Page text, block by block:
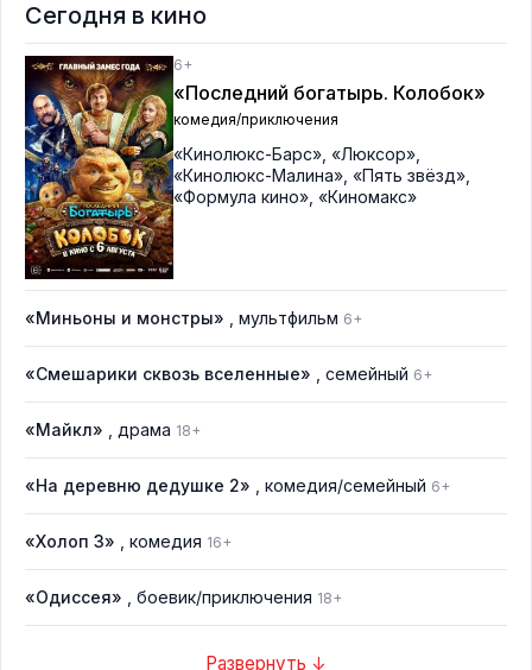
Сегодня в кино
6+
«Последний богатырь. Колобок»
комедия/приключения
«Кинолюкс-Барс», «Люксор»,
«Кинолюкс-Малина», «Пять звёзд»,
«Формула кино», «Киномакс»
«Миньоны и монстры» , мультфильм 6+
«Смешарики сквозь вселенные» , семейный 6+
«Майкл» , драма 18+
«На деревню дедушке 2» , комедия/семейный 6+
«Холоп 3» , комедия 16+
«Одиссея» , боевик/приключения 18+
Развернуть ↓